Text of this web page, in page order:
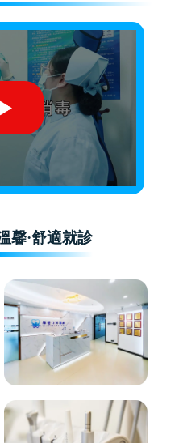
馨·舒適就診